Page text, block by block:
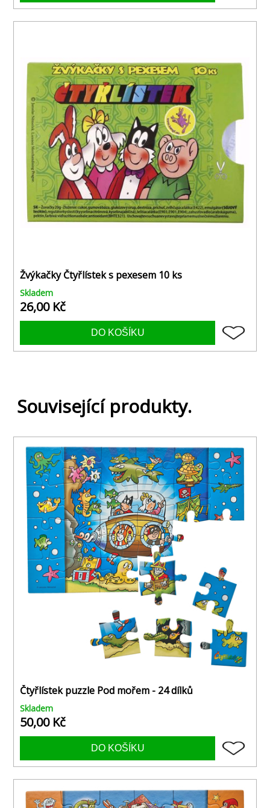
Žvýkačky Čtyřlístek s pexesem 10 ks
Skladem
26,00 Kč
Související produkty.
Čtyřlístek puzzle Pod mořem - 24 dílků
Skladem
50,00 Kč